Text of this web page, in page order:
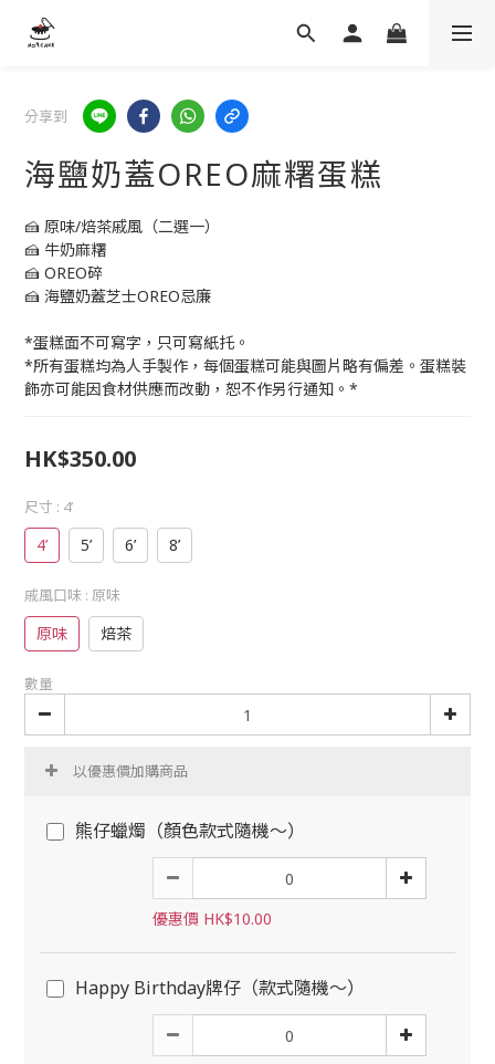
分享到
海鹽奶蓋OREO麻糬蛋糕
🍰 原味/焙茶戚風（二選一）
🍰 牛奶麻糬
🍰 OREO碎
🍰 海鹽奶蓋芝士OREO忌廉
*蛋糕面不可寫字，只可寫紙托。
*所有蛋糕均為人手製作，每個蛋糕可能與圖片略有偏差。蛋糕裝
飾亦可能因食材供應而改動，恕不作另行通知。*
HK$350.00
尺寸 : 4’
4’ 5’ 6’ 8’
戚風口味 : 原味
原味 焙茶
數量
以優惠價加購商品
熊仔蠟燭（顏色款式隨機～）
優惠價 HK$10.00
Happy Birthday牌仔（款式隨機～）